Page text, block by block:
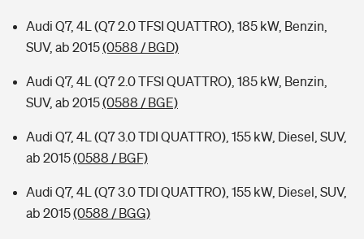
Audi Q7, 4L (Q7 2.0 TFSI QUATTRO), 185 kW, Benzin,
SUV, ab 2015(0588 / BGD)
Audi Q7, 4L (Q7 2.0 TFSI QUATTRO), 185 kW, Benzin,
SUV, ab 2015(0588 / BGE)
Audi Q7, 4L (Q7 3.0 TDI QUATTRO), 155 kW, Diesel, SUV,
ab 2015(0588 / BGF)
Audi Q7, 4L (Q7 3.0 TDI QUATTRO), 155 kW, Diesel, SUV,
ab 2015(0588 / BGG)